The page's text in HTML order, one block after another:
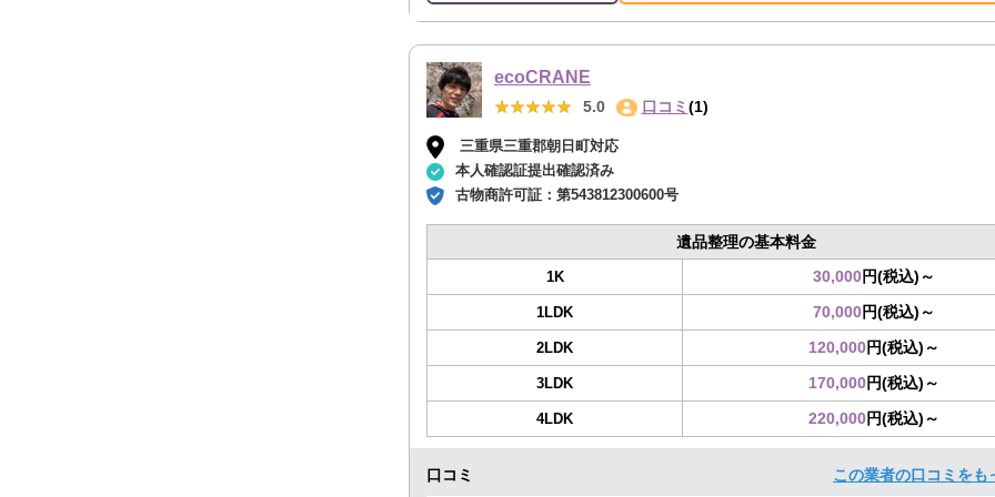
ecoCRANE
★★★★★
★★★★★ 5.0 口コミ (1)
三重県三重郡朝日町対応
本人確認証提出確認済み
古物商許可証： 第543812300600号
遺品整理の基本料金
1K 30,000円(税込)～
1LDK 70,000円(税込)～
2LDK 120,000円(税込)～
3LDK 170,000円(税込)～
4LDK 220,000円(税込)～
口コミ この業者の口コミを